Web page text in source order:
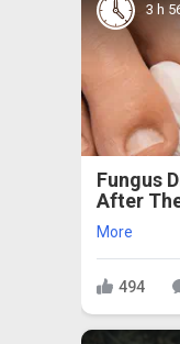
3 h
Fungus
After
More
494